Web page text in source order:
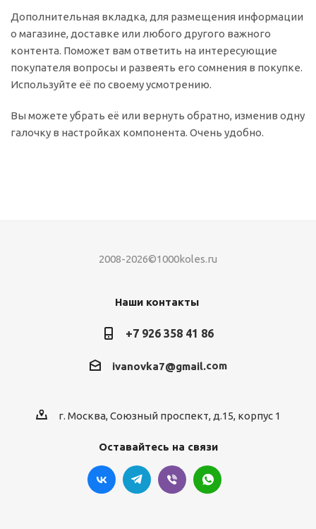
Дополнительная вкладка, для размещения информации
о магазине, доставке или любого другого важного
контента. Поможет вам ответить на интересующие
покупателя вопросы и развеять его сомнения в покупке.
Используйте её по своему усмотрению.
Вы можете убрать её или вернуть обратно, изменив одну
галочку в настройках компонента. Очень удобно.
2008-2026©1000koles.ru
Наши контакты
+7 926 358 41 86
ivanovka7@gmail.com
г. Москва, Союзный проспект, д.15, корпус 1
Оставайтесь на связи